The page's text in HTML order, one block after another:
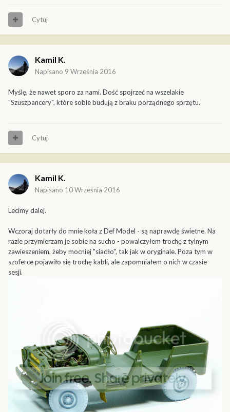
Cytuj
Kamil K.
Napisano 9 Września 2016
Myślę, że nawet sporo za nami. Dość spojrzeć na wszelakie
"Szuszpancery", które sobie budują z braku porządnego sprzętu.
Cytuj
Kamil K.
Napisano 10 Września 2016
Lecimy dalej.
Wczoraj dotarły do mnie koła z Def Model - są naprawdę świetne. Na
razie przymierzam je sobie na sucho - powalczyłem trochę z tylnym
zawieszeniem, żeby mocniej "siadło", tak jak w oryginale. Poza tym w
szoferce pojawiło się trochę kabli, ale zapomniałem o nich w czasie
sesji.